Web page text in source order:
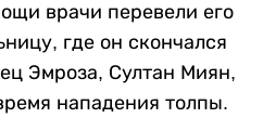
врачи перевели его
где он скончался
Эмроза, Султан Миян,
нападения толпы.